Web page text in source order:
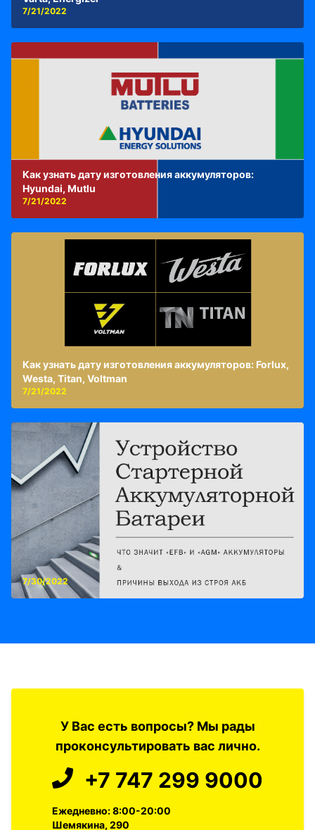
7/21/2022
Как узнать дату изготовления аккумуляторов:
Hyundai, Mutlu
7/21/2022
Как узнать дату изготовления аккумуляторов: Forlux,
Westa, Titan, Voltman
7/21/2022
7/30/2022
У Вас есть вопросы? Мы рады
проконсультировать вас лично.
+7 747 299 9000
Ежедневно: 8:00-20:00
Шемякина, 290